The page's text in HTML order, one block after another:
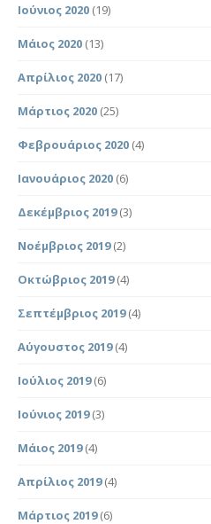
Ιούνιος 2020 (19)
Μάιος 2020 (13)
Απρίλιος 2020 (17)
Μάρτιος 2020 (25)
Φεβρουάριος 2020 (4)
Ιανουάριος 2020 (6)
Δεκέμβριος 2019(3)
Νοέμβριος 2019(2)
Οκτώβριος 2019(4)
Σεπτέμβριος 2019(4)
Αύγουστος 2019(4)
Ιούλιος 2019(6)
Ιούνιος 2019(3)
Μάιος 2019(4)
Απρίλιος 2019(4)
Μάρτιος 2019(6)